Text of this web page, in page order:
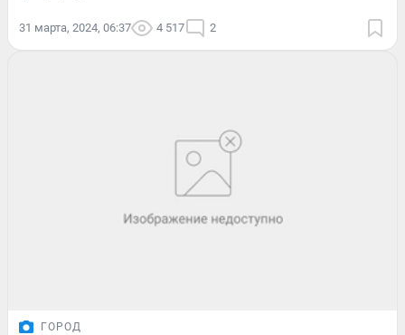
31 марта, 2024, 06:37 4 517 2
ГОРОД